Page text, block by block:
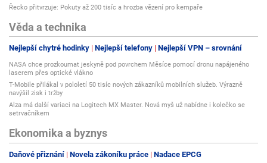
Řecko přitvrzuje: Pokuty až 200 tisíc a hrozba vězení pro kempaře
Věda a technika
Nejlepší chytré hodinky Nejlepší telefony Nejlepší VPN – srovnání
NASA chce prozkoumat jeskyně pod povrchem Měsíce pomocí dronu napájeného
laserem přes optické vlákno
T-Mobile přilákal v pololetí 50 tisíc nových zákazníků mobilních služeb. Výrazně
navýšil zisk i tržby
Alza má další variaci na Logitech MX Master. Nová myš už nabídne i kolečko se
setrvačníkem
Ekonomika a byznys
Daňové přiznání Novela zákoníku práce Nadace EPCG